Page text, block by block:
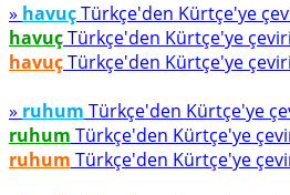
» havuçTürkçe'den Kürtçe'ye
havuçTürkçe'den Kürtçe'ye
havuçTürkçe'den Kürtçe'ye
» ruhum Türkçe'den Kürtçe'ye
ruhum Türkçe'den Kürtçe'ye
ruhum Türkçe'den Kürtçe'ye